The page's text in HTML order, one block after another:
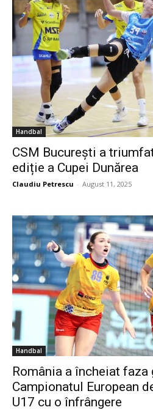
Handbal
CSM București a
ediție a Cupei Dunărea
Claudiu Petrescu - August 11, 2025
Handbal
România a încheiat faza
Campionatul European
U17 cu o înfrângere